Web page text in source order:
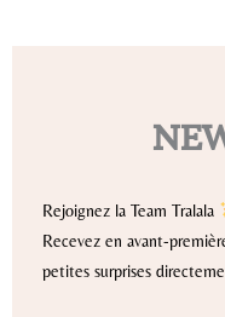
Rejoignez la Team Tralala
Recevez en avant-
petites surprises